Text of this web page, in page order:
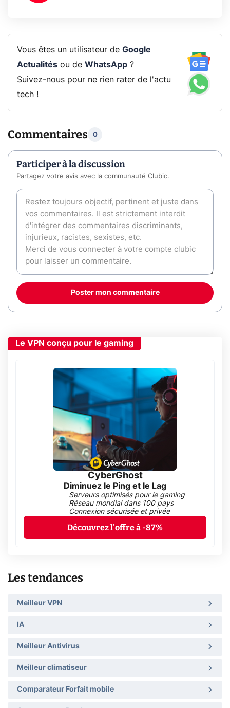
Vous êtes un utilisateur de Google
Actualitésou de WhatsApp?
Suivez-nous pour ne rien rater de l'actu
tech !
Commentaires 0
Participer à la discussion
Partagez votre avis avec la communauté Clubic.
Poster mon commentaire
Le VPN conçu pour le gaming
CyberGhost
Diminuez le Ping et le Lag
Serveurs optimisés pour le gaming
Réseau mondial dans 100 pays
Connexion sécurisée et privée
Découvrez l'offre à -87%
Les tendances
Meilleur VPN
IA
Meilleur Antivirus
Meilleur climatiseur
Comparateur Forfait mobile